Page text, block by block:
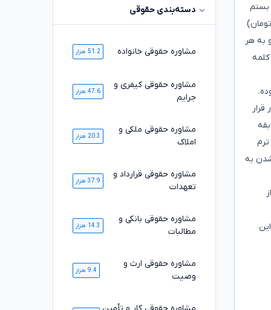
بستم
مقالات هنری را نیز بر طبق توافق کلامی(هر ۳۰۰ کلمه ۱۷۰ هزار تومان)
به هر
کلمه
که ساعتی ۲۵ هزار تومان در قرار
و سابقه
ترم
به
دسته‌بندی حقوقی
مشاوره حقوقی خانواده 51.2 هزار
مشاوره حقوقی کیفری و
جرایم
47.6 هزار
مشاوره حقوقی ملکی و
املاک
20.3 هزار
مشاوره حقوقی قرارداد و
تعهدات
37.9 هزار
مشاوره حقوقی بانکی و
مطالبات
14.3 هزار
مشاوره حقوقی ارث و
وصیت
9.4 هزار